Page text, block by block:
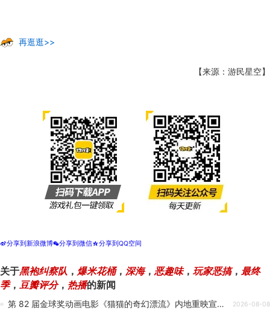
再逛逛>>
【来源：游民星空】
t分享到新浪微博w分享到微信z分享到QQ空间
关于黑袍纠察队 ， 爆米花桶， 深海， 恶趣味， 玩家恶搞， 最终
季， 豆瓣评分， 热播的新闻
第 82 届金球奖动画电影《猫猫的奇幻漂流》内地重映宣布暂缓，另择档期 2026-08-08